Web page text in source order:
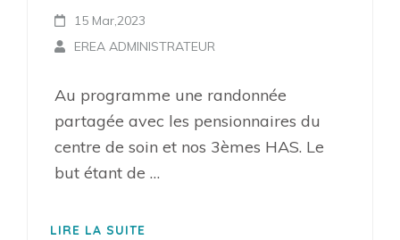
15 Mar,2023
EREA ADMINISTRATEUR
Au programme une randonnée
partagée avec les pensionnaires du
centre de soin et nos 3èmes HAS. Le
but étant de …
LIRE LA SUITE